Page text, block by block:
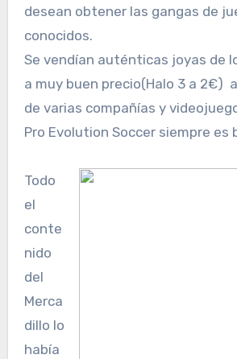
desean obtener las gangas de
conocidos.
Se vendían auténticas joyas de
a muy buen precio(Halo 3 a 2€)
de varias compañías y
Pro Evolution Soccer siempre es
Todo
el
conte
nido
del
Merca
dillo lo
había